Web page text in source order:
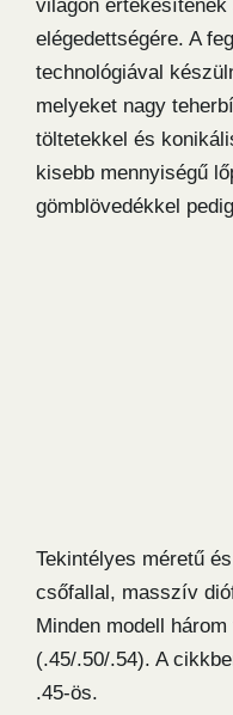
világon
elégedettségére. A
technológiával
melyeket nagy
töltetekkel és
kisebb mennyiségű
gömblövedékkel
Tekintélyes méretű
csőfallal, masszív
Minden modell
(.45/.50/.54). A
.45-ös.